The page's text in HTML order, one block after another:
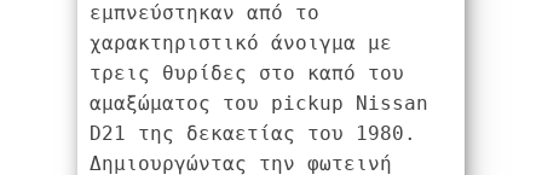
εμπνεύστηκαν από το
χαρακτηριστικό άνοιγμα με
τρεις θυρίδες στο καπό του
αμαξώματος του pickup Nissan
D21 της δεκαετίας του 1980.
Δημιουργώντας την φωτεινή